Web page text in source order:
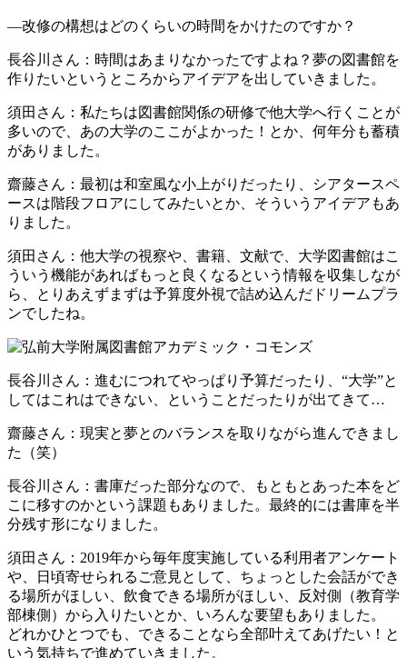
―改修の構想はどのくらいの時間をかけたのですか？
長谷川さん ：時間はあまりなかったですよね？夢の図書館を
作りたいというところからアイデアを出していきました。
須田さん ：私たちは図書館関係の研修で他大学へ行くことが
多いので、あの大学のここがよかった！とか、何年分も蓄積
がありました。
齋藤さん ：最初は和室風な小上がりだったり、シアタースペ
ースは階段フロアにしてみたいとか、そういうアイデアもあ
りました。
須田さん ：他大学の視察や、書籍、文献で、大学図書館はこ
ういう機能があればもっと良くなるという情報を収集しなが
ら、とりあえずまずは予算度外視で詰め込んだドリームプラ
ンでしたね。
長谷川さん ：進むにつれてやっぱり予算だったり、“大学”と
してはこれはできない、ということだったりが出てきて…
齋藤さん ：現実と夢とのバランスを取りながら進んできまし
た（笑）
長谷川さん ：書庫だった部分なので、もともとあった本をど
こに移すのかという課題もありました。最終的には書庫を半
分残す形になりました。
須田さん ：2019年から毎年度実施している利用者アンケート
や、日頃寄せられるご意見として、ちょっとした会話ができ
る場所がほしい、飲食できる場所がほしい、反対側（教育学
部棟側）から入りたいとか、いろんな要望もありました。
どれかひとつでも、できることなら全部叶えてあげたい！と
いう気持ちで進めていきました。